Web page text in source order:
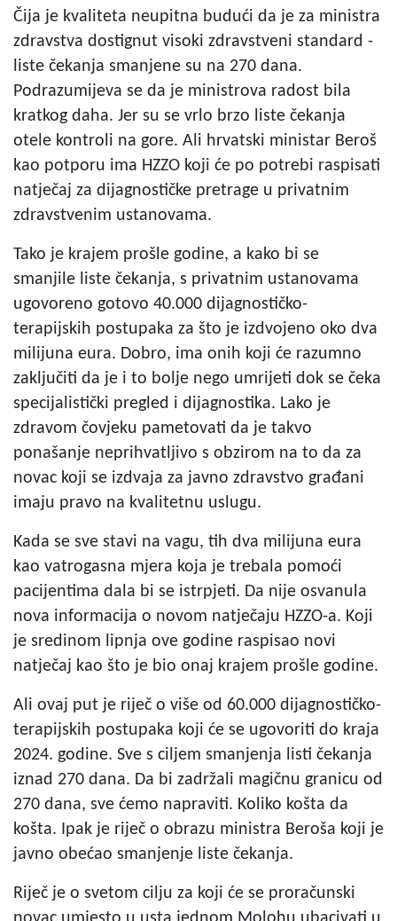
Čija je kvaliteta neupitna budući da je za ministra
zdravstva dostignut visoki zdravstveni standard -
liste čekanja smanjene su na 270 dana.
Podrazumijeva se da je ministrova radost bila
kratkog daha. Jer su se vrlo brzo liste čekanja
otele kontroli na gore. Ali hrvatski ministar Beroš
kao potporu ima HZZO koji će po potrebi raspisati
natječaj za dijagnostičke pretrage u privatnim
zdravstvenim ustanovama.
Tako je krajem prošle godine, a kako bi se
smanjile liste čekanja, s privatnim ustanovama
ugovoreno gotovo 40.000 dijagnostičko-
terapijskih postupaka za što je izdvojeno oko dva
milijuna eura. Dobro, ima onih koji će razumno
zaključiti da je i to bolje nego umrijeti dok se čeka
specijalistički pregled i dijagnostika. Lako je
zdravom čovjeku pametovati da je takvo
ponašanje neprihvatljivo s obzirom na to da za
novac koji se izdvaja za javno zdravstvo građani
imaju pravo na kvalitetnu uslugu.
Kada se sve stavi na vagu, tih dva milijuna eura
kao vatrogasna mjera koja je trebala pomoći
pacijentima dala bi se istrpjeti. Da nije osvanula
nova informacija o novom natječaju HZZO-a. Koji
je sredinom lipnja ove godine raspisao novi
natječaj kao što je bio onaj krajem prošle godine.
Ali ovaj put je riječ o više od 60.000 dijagnostičko-
terapijskih postupaka koji će se ugovoriti do kraja
2024. godine. Sve s ciljem smanjenja listi čekanja
iznad 270 dana. Da bi zadržali magičnu granicu od
270 dana, sve ćemo napraviti. Koliko košta da
košta. Ipak je riječ o obrazu ministra Beroša koji je
javno obećao smanjenje liste čekanja.
Riječ je o svetom cilju za koji će se proračunski